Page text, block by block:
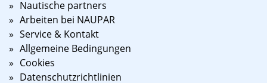
Nautische partners
Arbeiten bei NAUPAR
Service & Kontakt
Allgemeine Bedingungen
Cookies
Datenschutzrichtlinien